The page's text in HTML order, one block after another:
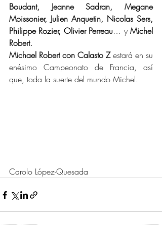
Boudant, Jeanne Sadran, Megane
Moissonier, Julien Anquetin, Nicolas Sers,
Philippe Rozier, Olivier Perreau… y Michel
Robert.
Michael Robert con Calasto Z estará en su
enésimo Campeonato de Francia, así
que, toda la suerte del mundo Michel.
Carolo López-Quesada